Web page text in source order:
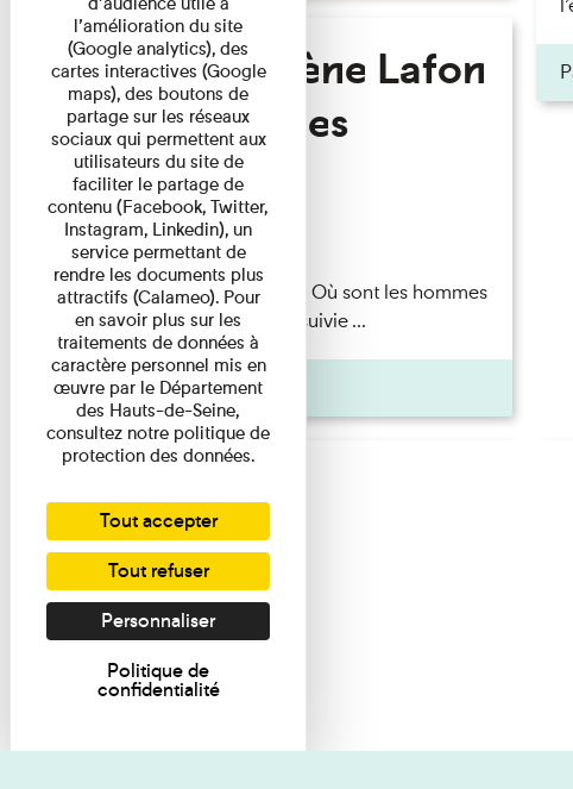
Marie-Hélène Lafon
- Où sont les
hommes ?
Lecture
Marie-Hélène Lafon — Où sont les hommes
? Lecture par l’autrice suivie ...
Pages
l’amélioration du site
(Google analytics), des
cartes interactives (Google
maps), des boutons de
partage sur les réseaux
sociaux qui permettent aux
utilisateurs du site de
faciliter le partage de
contenu (Facebook, Twitter,
Instagram, Linkedin), un
service permettant de
rendre les documents plus
attractifs (Calameo). Pour
en savoir plus sur les
traitements de données à
caractère personnel mis en
œuvre par le Département
des Hauts-de-Seine,
consultez notre politique de
protection des données.
Tout accepter
Tout refuser
Personnaliser
Politique de
confidentialité